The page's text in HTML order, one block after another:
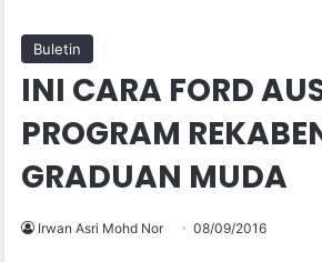
Buletin
INI CARA FORD
PROGRAM
GRADUAN MUDA
Irwan Asri Mohd Nor 08/09/2016